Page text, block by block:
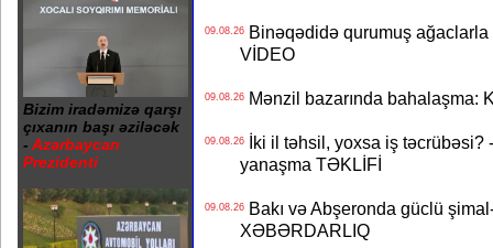
Bizim iradəmizə qarşı
çıxanın başı əziləcək
- Azərbaycan
Prezidenti
09.08.26Binəqədidə qurumuş ağaclarla
VİDEO
09.08.26Mənzil bazarında bahalaşma:
09.08.26İki il təhsil, yoxsa iş təcrübəsi?
yanaşma TƏKLİFİ
09.08.26Bakı və Abşeronda güclü
XƏBƏRDARLIQ